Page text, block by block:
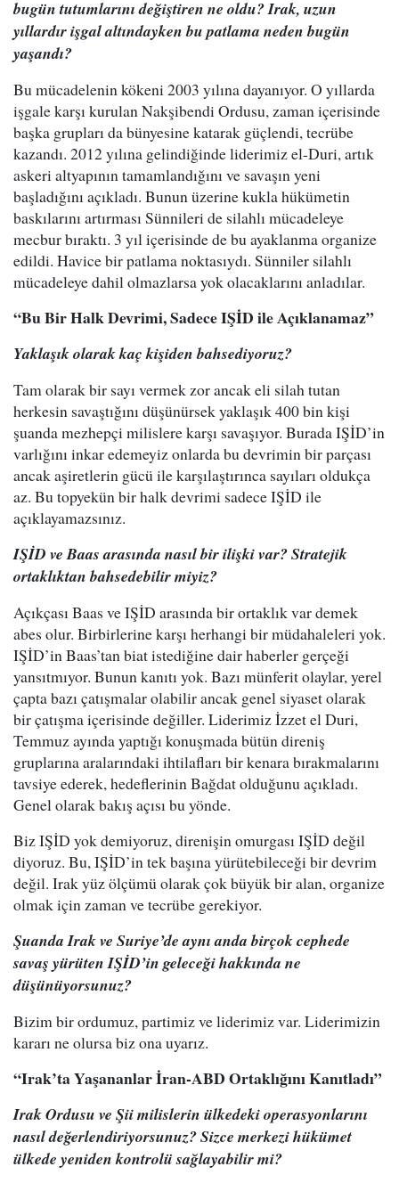
bugün tutumlarını değiştiren ne oldu? Irak, uzun
yıllardır işgal altındayken bu patlama neden bugün
yaşandı?
Bu mücadelenin kökeni 2003 yılına dayanıyor. O yıllarda
işgale karşı kurulan Nakşibendi Ordusu, zaman içerisinde
başka grupları da bünyesine katarak güçlendi, tecrübe
kazandı. 2012 yılına gelindiğinde liderimiz el-Duri, artık
askeri altyapının tamamlandığını ve savaşın yeni
başladığını açıkladı. Bunun üzerine kukla hükümetin
baskılarını artırması Sünnileri de silahlı mücadeleye
mecbur bıraktı. 3 yıl içerisinde de bu ayaklanma organize
edildi. Havice bir patlama noktasıydı. Sünniler silahlı
mücadeleye dahil olmazlarsa yok olacaklarını anladılar.
“Bu Bir Halk Devrimi, Sadece IŞİD ile Açıklanamaz”
Yaklaşık olarak kaç kişiden bahsediyoruz?
Tam olarak bir sayı vermek zor ancak eli silah tutan
herkesin savaştığını düşünürsek yaklaşık 400 bin kişi
şuanda mezhepçi milislere karşı savaşıyor. Burada IŞİD’in
varlığını inkar edemeyiz onlarda bu devrimin bir parçası
ancak aşiretlerin gücü ile karşılaştırınca sayıları oldukça
az. Bu topyekün bir halk devrimi sadece IŞİD ile
açıklayamazsınız.
IŞİD ve Baas arasında nasıl bir ilişki var? Stratejik
ortaklıktan bahsedebilir miyiz?
Açıkçası Baas ve IŞİD arasında bir ortaklık var demek
abes olur. Birbirlerine karşı herhangi bir müdahaleleri yok.
IŞİD’in Baas’tan biat istediğine dair haberler gerçeği
yansıtmıyor. Bunun kanıtı yok. Bazı münferit olaylar, yerel
çapta bazı çatışmalar olabilir ancak genel siyaset olarak
bir çatışma içerisinde değiller. Liderimiz İzzet el Duri,
Temmuz ayında yaptığı konuşmada bütün direniş
gruplarına aralarındaki ihtilafları bir kenara bırakmalarını
tavsiye ederek, hedeflerinin Bağdat olduğunu açıkladı.
Genel olarak bakış açısı bu yönde.
Biz IŞİD yok demiyoruz, direnişin omurgası IŞİD değil
diyoruz. Bu, IŞİD’in tek başına yürütebileceği bir devrim
değil. Irak yüz ölçümü olarak çok büyük bir alan, organize
olmak için zaman ve tecrübe gerekiyor.
Şuanda Irak ve Suriye’de aynı anda birçok cephede
savaş yürüten IŞİD’in geleceği hakkında ne
düşünüyorsunuz?
Bizim bir ordumuz, partimiz ve liderimiz var. Liderimizin
kararı ne olursa biz ona uyarız.
“Irak’ta Yaşananlar İran-ABD Ortaklığını Kanıtladı”
Irak Ordusu ve Şii milislerin ülkedeki operasyonlarını
nasıl değerlendiriyorsunuz? Sizce merkezi hükümet
ülkede yeniden kontrolü sağlayabilir mi?